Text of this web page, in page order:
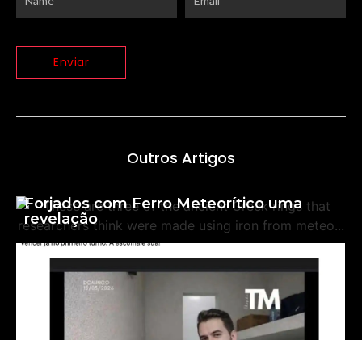
Outros Artigos
Forjados com Ferro Meteorítico uma
revelação